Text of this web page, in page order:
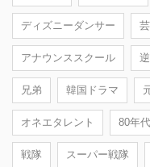
ディズニーダンサー
アナウンススクール
兄弟 韓国ドラマ
オネエタレント 80年代
戦隊 スーパー戦隊